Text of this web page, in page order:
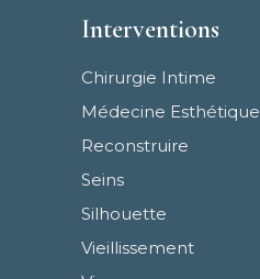
Interventions
Chirurgie Intime
Médecine Esthétique
Reconstruire
Seins
Silhouette
Vieillissement